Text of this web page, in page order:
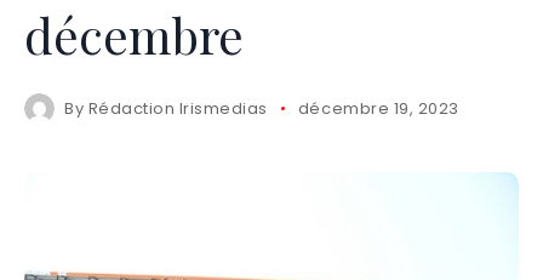
décembre
By Rédaction Irismedias décembre 19, 2023